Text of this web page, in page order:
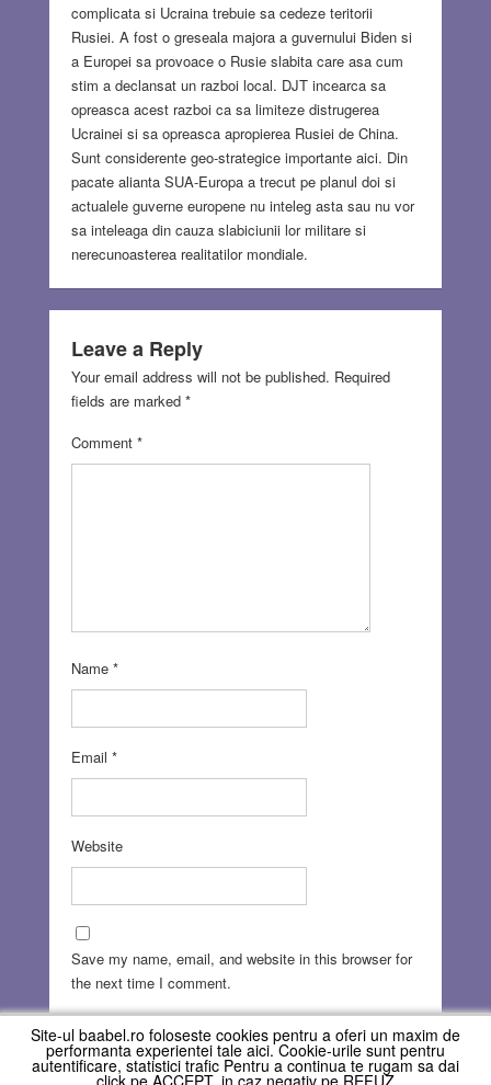
complicata si Ucraina trebuie sa cedeze teritorii
Rusiei. A fost o greseala majora a guvernului Biden si
a Europei sa provoace o Rusie slabita care asa cum
stim a declansat un razboi local. DJT incearca sa
opreasca acest razboi ca sa limiteze distrugerea
Ucrainei si sa opreasca apropierea Rusiei de China.
Sunt considerente geo-strategice importante aici. Din
pacate alianta SUA-Europa a trecut pe planul doi si
actualele guverne europene nu inteleg asta sau nu vor
sa inteleaga din cauza slabiciunii lor militare si
nerecunoasterea realitatilor mondiale.
Leave a Reply
Your email address will not be published. Required
fields are marked *
Comment *
Name *
Email *
Website
Save my name, email, and website in this browser for
the next time I comment.
Site-ul baabel.ro foloseste cookies pentru a oferi un maxim de
performanta experientei tale aici. Cookie-urile sunt pentru
autentificare, statistici trafic Pentru a continua te rugam sa dai
click pe ACCEPT, in caz negativ pe REFUZ